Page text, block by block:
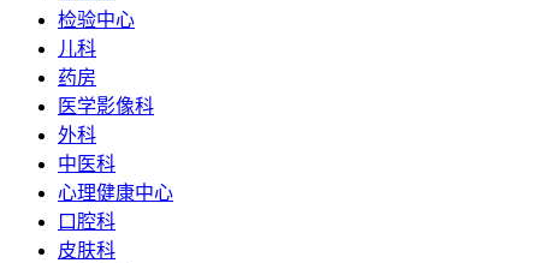
检验中心
儿科
药房
医学影像科
外科
中医科
心理健康中心
口腔科
皮肤科